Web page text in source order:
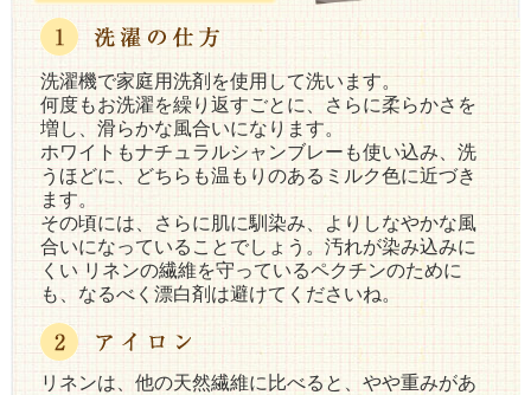
洗濯機で家庭用洗剤を使用して洗います。
何度もお洗濯を繰り返すごとに、さらに柔らかさを
増し、滑らかな風合いになります。
ホワイトもナチュラルシャンブレーも使い込み、洗
うほどに、どちらも温もりのあるミルク色に近づき
ます。
その頃には、さらに肌に馴染み、よりしなやかな風
合いになっていることでしょう。汚れが染み込みに
くい リネンの繊維を守っているペクチンのために
も、なるべく漂白剤は避けてくださいね。
リネンは、他の天然繊維に比べると、やや重みがあ